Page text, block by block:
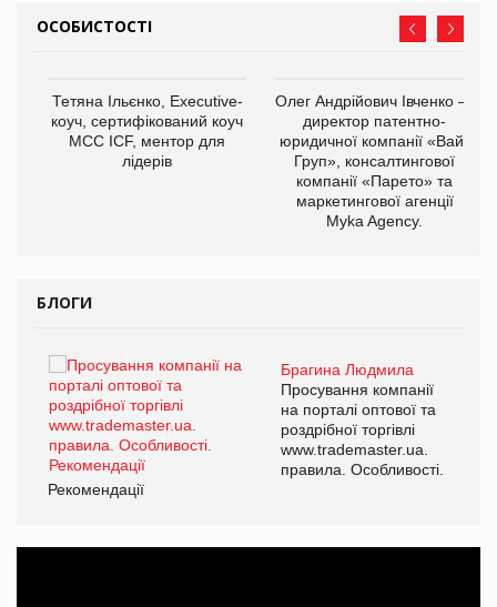
ОСОБИСТОСТІ
Тетяна Ільєнко, Executive-
коуч, сертифікований коуч
МСС ICF, ментор для
лідерів
Олег Андрійович Івченко —
директор патентно-
юридичної компанії «Вайз
Груп», консалтингової
компанії «Парето» та
маркетингової агенції
Myka Agency.
БЛОГИ
Брагина Людмила
Просування компанії
на порталі оптової та
роздрібної торгівлі
www.trademaster.ua.
правила. Особливості.
Рекомендації